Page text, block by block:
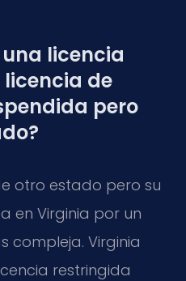
licencia
de
pero
otro estado pero su
en Virginia por un
compleja. Virginia
restringida